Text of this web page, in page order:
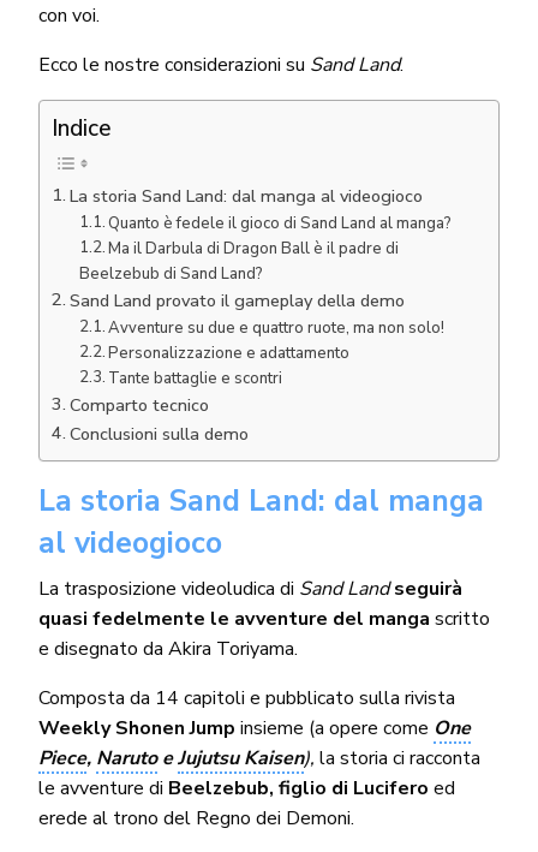
con voi.
Ecco le nostre considerazioni su Sand Land.
Indice
La storia Sand Land: dal manga al videogioco
Quanto è fedele il gioco di Sand Land al manga?
Ma il Darbula di Dragon Ball è il padre di
Beelzebub di Sand Land?
Sand Land provato il gameplay della demo
Avventure su due e quattro ruote, ma non solo!
Personalizzazione e adattamento
Tante battaglie e scontri
Comparto tecnico
Conclusioni sulla demo
La storia Sand Land: dal manga
al videogioco
La trasposizione videoludica di Sand Land seguirà
quasi fedelmente le avventure del manga scritto
e disegnato da Akira Toriyama.
Composta da 14 capitoli e pubblicato sulla rivista
Weekly Shonen Jump insieme (a opere come One
Piece, NarutoeJujutsu Kaisen),la storia ci racconta
le avventure di Beelzebub, figlio di Lucifero ed
erede al trono del Regno dei Demoni.